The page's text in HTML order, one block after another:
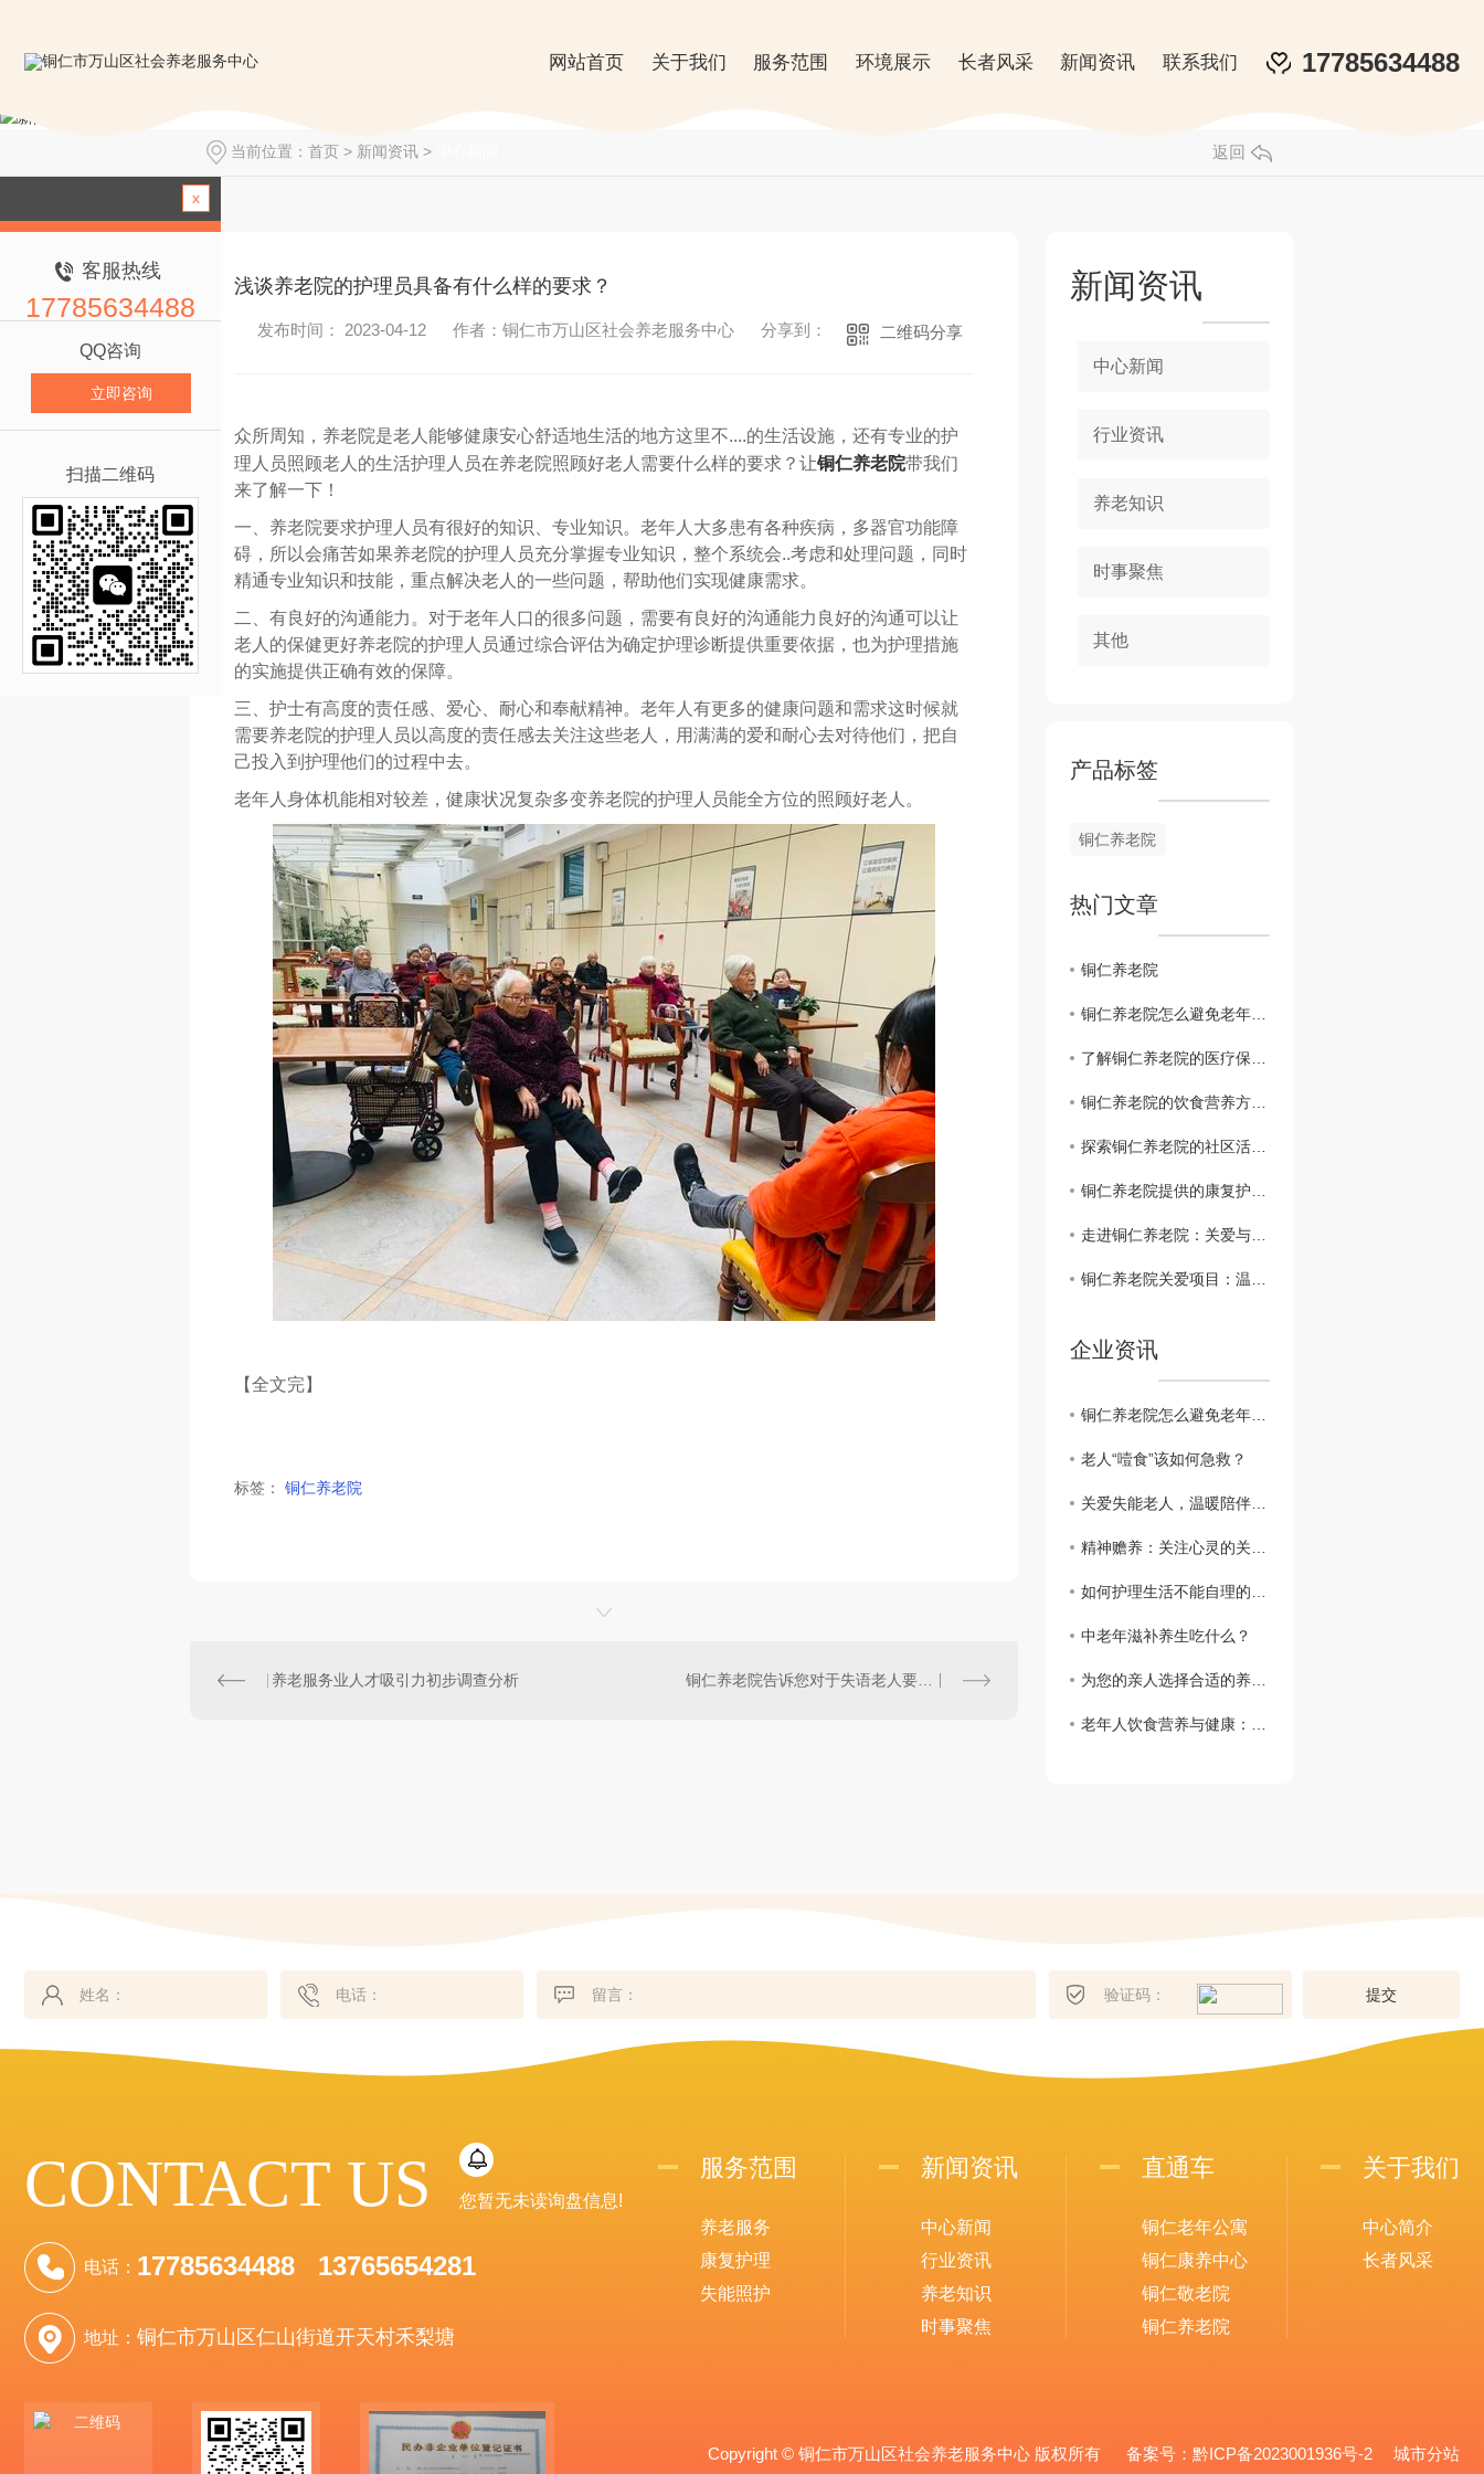
网站首页 关于我们 服务范围 环境展示 长者风采 新闻资讯 联系我们 17785634488
当前位置： 首页 > 新闻资讯 > 返回
浅谈养老院的护理员具备有什么样的要求？
发布时间： 2023-04-12 作者：铜仁市万山区社会养老服务中心 分享到： 二维码分享
众所周知，养老院是老人能够健康安心舒适地生活的地方这里不....的生活设施，还有专业的护
理人员照顾老人的生活护理人员在养老院照顾好老人需要什么样的要求？让铜仁养老院带我们
来了解一下！
一、养老院要求护理人员有很好的知识、专业知识。老年人大多患有各种疾病，多器官功能障
碍，所以会痛苦如果养老院的护理人员充分掌握专业知识，整个系统会..考虑和处理问题，同时
精通专业知识和技能，重点解决老人的一些问题，帮助他们实现健康需求。
二、有良好的沟通能力。对于老年人口的很多问题，需要有良好的沟通能力良好的沟通可以让
老人的保健更好养老院的护理人员通过综合评估为确定护理诊断提供重要依据，也为护理措施
的实施提供正确有效的保障。
三、护士有高度的责任感、爱心、耐心和奉献精神。老年人有更多的健康问题和需求这时候就
需要养老院的护理人员以高度的责任感去关注这些老人，用满满的爱和耐心去对待他们，把自
己投入到护理他们的过程中去。
老年人身体机能相对较差，健康状况复杂多变养老院的护理人员能全方位的照顾好老人。
【全文完】
标签： 铜仁养老院
养老服务业人才吸引力初步调查分析 铜仁养老院告诉您对于失语老人要注意沟通技巧
新闻资讯
中心新闻
行业资讯
养老知识
时事聚焦
其他
产品标签
铜仁养老院
热门文章
铜仁养老院
铜仁养老院怎么避免老年人的孤单？
了解铜仁养老院的医疗保健及紧急救援措施
铜仁养老院的饮食营养方案及健康管理策略
探索铜仁养老院的社区活动和生活氛围
铜仁养老院提供的康复护理服务详细介绍
走进铜仁养老院：关爱与温馨并存
铜仁养老院关爱项目：温情服务下的关怀之旅
企业资讯
铜仁养老院怎么避免老年人的孤单？
老人“噎食”该如何急救？
关爱失能老人，温暖陪伴从细节开始
精神赡养：关注心灵的关怀与支持
如何护理生活不能自理的老人
中老年滋补养生吃什么？
为您的亲人选择合适的养老院
老年人饮食营养与健康：关注健康长寿的呵护
提交
CONTACT US 您暂无未读询盘信息!
电话： 17785634488 13765654281
地址： 铜仁市万山区仁山街道开天村禾梨塘
服务范围
养老服务
康复护理
失能照护
新闻资讯
中心新闻
行业资讯
养老知识
时事聚焦
直通车
铜仁老年公寓
铜仁康养中心
铜仁敬老院
铜仁养老院
关于我们
中心简介
长者风采
Copyright © 铜仁市万山区社会养老服务中心 版权所有 备案号： 黔ICP备2023001936号-2 城市分站
城市分站
x
客服热线
17785634488
QQ咨询
立即咨询
扫描二维码